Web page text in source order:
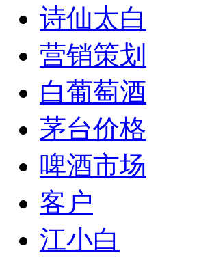
诗仙太白
营销策划
白葡萄酒
茅台价格
啤酒市场
客户
江小白